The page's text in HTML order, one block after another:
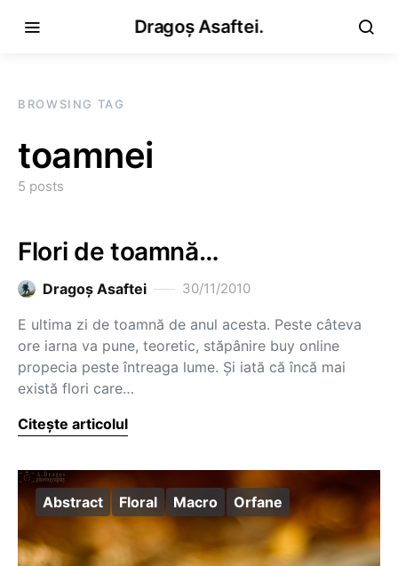
Dragoș Asaftei.
BROWSING TAG
toamnei
5 posts
Flori de toamnă…
Dragoş Asaftei 30/11/2010
E ultima zi de toamnă de anul acesta. Peste câteva
ore iarna va pune, teoretic, stăpânire buy online
propecia peste întreaga lume. Şi iată că încă mai
există flori care…
Citește articolul
Abstract Floral Macro Orfane